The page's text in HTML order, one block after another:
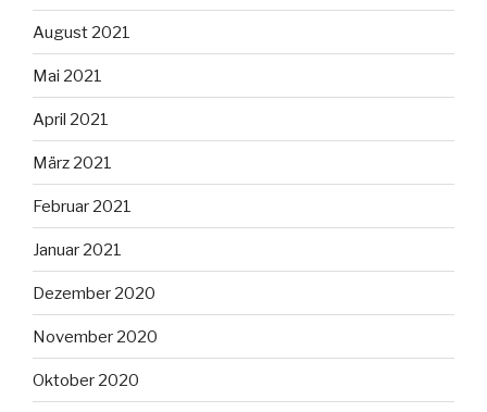
August 2021
Mai 2021
April 2021
März 2021
Februar 2021
Januar 2021
Dezember 2020
November 2020
Oktober 2020